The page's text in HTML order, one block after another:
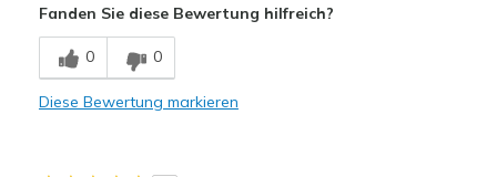
Casual Wear
Width
View On Shoes
Shoes are for Wearing
Fanden Sie diese Bewertung hilfreich?
0 0
Diese Bewertung markieren